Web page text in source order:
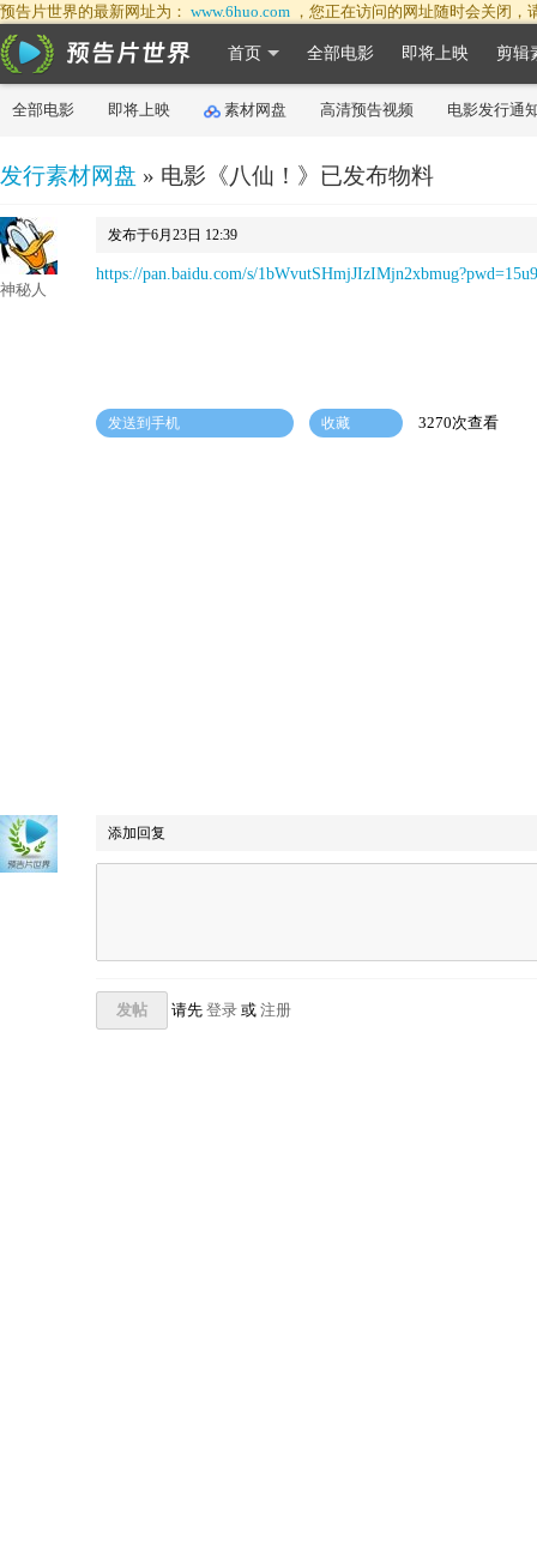
预告片世界的最新网址为： www.6huo.com ，您正在访问的网址随时会关闭
首页 全部电影 即将上映 剪辑
全部电影 即将上映 素材网盘 高清预告视频 电影发行通
发行素材网盘 » 电影《八仙！》已发布物料
神秘人
发布于6月23日 12:39
https://pan.baidu.com/s/1bWvutSHmjJIzIMjn2xbmug?pwd=15u9
发送到手机 收藏 3270次查看
添加回复
发帖 请先 登录 或 注册